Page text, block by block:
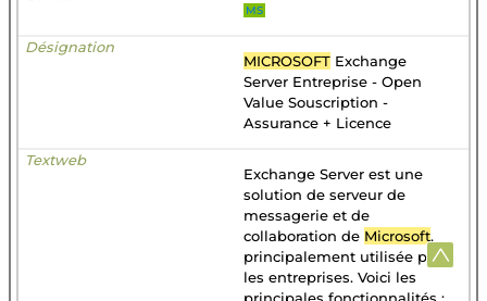
MS
MICROSOFT Exchange
Server Entreprise - Open
Value Souscription -
Assurance + Licence
Exchange Server est une
solution de serveur de
messagerie et de
collaboration de Microsoft,
principalement utilisée par
les entreprises. Voici les